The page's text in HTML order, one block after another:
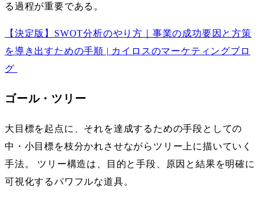
る過程が重要である。
【決定版】SWOT分析のやり方｜事業の成功要因と方策
を導き出すための手順 | カイロスのマーケティングブロ
グ
ゴール・ツリー
大目標を起点に、それを達成するための手段としての
中・小目標を枝分かれさせながらツリー上に描いていく
手法。 ツリー構造は、目的と手段、原因と結果を明確に
可視化するパワフルな道具。